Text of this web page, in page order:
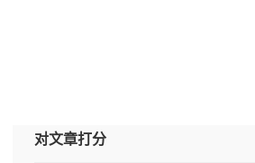
对文章打分